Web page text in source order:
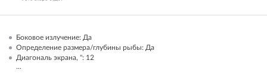
Боковое излучение: Да
Определение размера/глубины рыбы: Да
Диагональ экрана, ": 12
...